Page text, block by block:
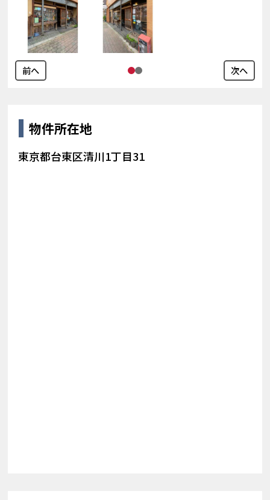
前へ 次へ
物件所在地
東京都台東区清川1丁目31